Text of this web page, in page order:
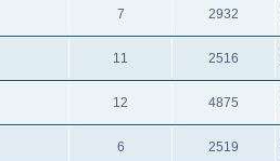
7 2932
11 2516
12 4875
6 2519